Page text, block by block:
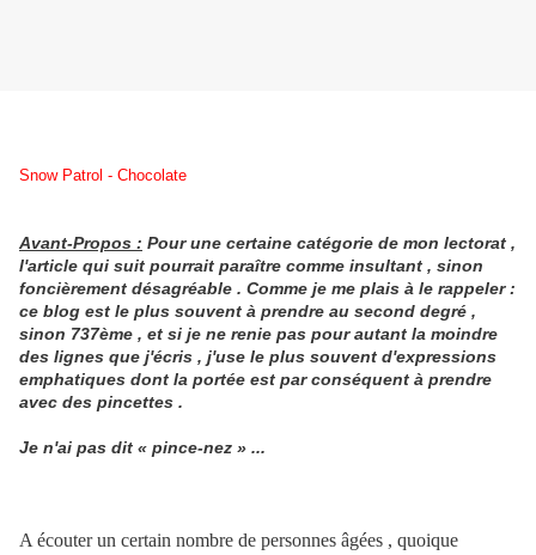
Snow Patrol - Chocolate
Avant-Propos : Pour une certaine catégorie de mon lectorat ,
l'article qui suit pourrait paraître comme insultant , sinon
foncièrement désagréable . Comme je me plais à le rappeler :
ce blog est le plus souvent à prendre au second degré ,
sinon 737ème , et si je ne renie pas pour autant la moindre
des lignes que j'écris , j'use le plus souvent d'expressions
emphatiques dont la portée est par conséquent à prendre
avec des pincettes .
Je n'ai pas dit « pince-nez » ...
A écouter un certain nombre de personnes âgées , quoique